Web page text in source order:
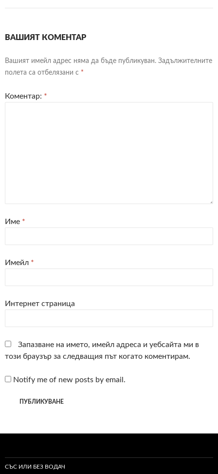
ВАШИЯТ КОМЕНТАР
Вашият имейл адрес няма да бъде публикуван. Задължителните
полета са отбелязани с *
Коментар: *
Име *
Имейл *
Интернет страница
Запазване на името, имейл адреса и уебсайта ми в
този браузър за следващия път когато коментирам.
Notify me of new posts by email.
СЪС ИЛИ БЕЗ ВОДАЧ